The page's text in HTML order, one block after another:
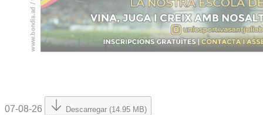
07-08-26 Descarregar (14.95 MB)